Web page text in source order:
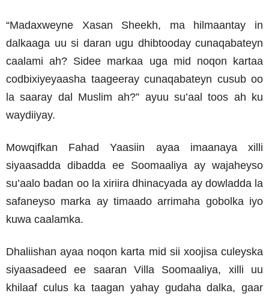
“Madaxweyne Xasan Sheekh, ma hilmaantay in
dalkaaga uu si daran ugu dhibtooday cunaqabateyn
caalami ah? Sidee markaa uga mid noqon kartaa
codbixiyeyaasha taageeray cunaqabateyn cusub oo
la saaray dal Muslim ah?” ayuu su’aal toos ah ku
waydiiyay.
Mowqifkan Fahad Yaasiin ayaa imaanaya xilli
siyaasadda dibadda ee Soomaaliya ay wajaheyso
su’aalo badan oo la xiriira dhinacyada ay dowladda la
safaneyso marka ay timaado arrimaha gobolka iyo
kuwa caalamka.
Dhaliishan ayaa noqon karta mid sii xoojisa culeyska
siyaasadeed ee saaran Villa Soomaaliya, xilli uu
khilaaf culus ka taagan yahay gudaha dalka, gaar